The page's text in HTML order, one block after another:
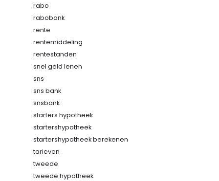
rabo
rabobank
rente
rentemiddeling
rentestanden
snel geld lenen
sns
sns bank
snsbank
starters hypotheek
startershypotheek
startershypotheek berekenen
tarieven
tweede
tweede hypotheek